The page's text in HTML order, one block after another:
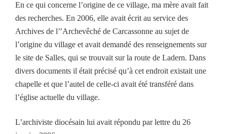
En ce qui concerne l’origine de ce village, ma mère avait fait
des recherches. En 2006, elle avait écrit au service des
Archives de l’’Archevêché de Carcassonne au sujet de
l’origine du village et avait demandé des renseignements sur
le site de Salles, qui se trouvait sur la route de Ladern. Dans
divers documents il était précisé qu’à cet endroit existait une
chapelle et que l’autel de celle-ci avait été transféré dans
l’église actuelle du village.
L’archiviste diocésain lui avait répondu par lettre du 26